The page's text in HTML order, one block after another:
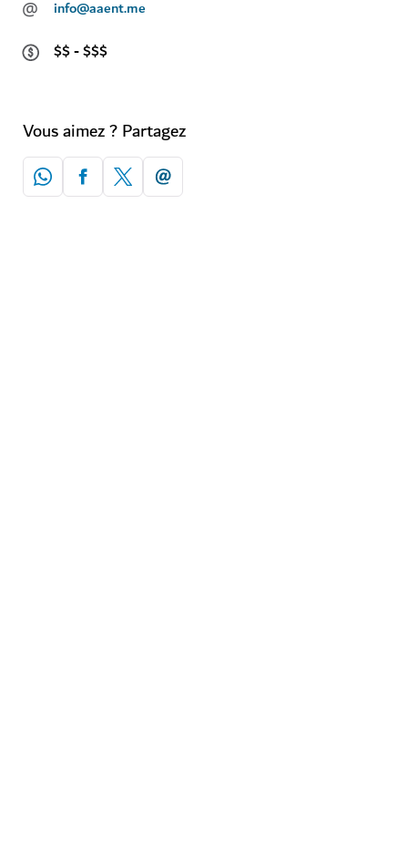
@
info@aaent.me
$$ - $$$
Vous aimez ? Partagez